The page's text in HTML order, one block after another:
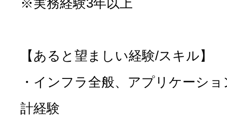
※実務経験3年以上
【あると望ましい経験/スキル】
・インフラ全般、アプリケーシ
計経験